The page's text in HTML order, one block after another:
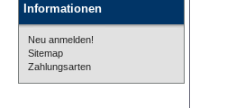
Informationen
Neu anmelden!
Sitemap
Zahlungsarten